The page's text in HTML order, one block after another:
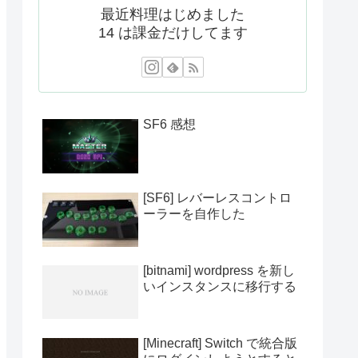
最近料理はじめました
14 は課金だけしてます
SF6 感想
[SF6] レバーレスコントロ
ーラーを自作した
[bitnami] wordpress を新し
いインスタンスに移行する
[Minecraft] Switch で統合版